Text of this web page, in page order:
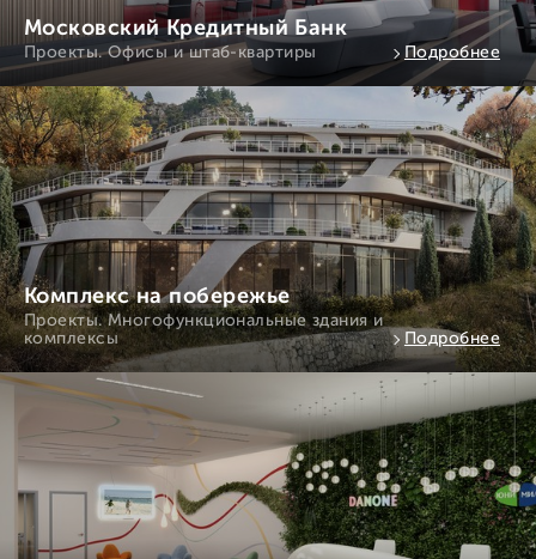
Московский Кредитный Банк
Проекты. Офисы и штаб-квартиры Подробнее
Комплекс на побережье
Проекты. Многофункциональные здания и
комплексы
Подробнее